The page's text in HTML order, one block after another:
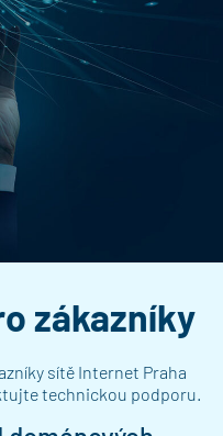
zákazníky
sítě Internet Praha
technickou podporu.